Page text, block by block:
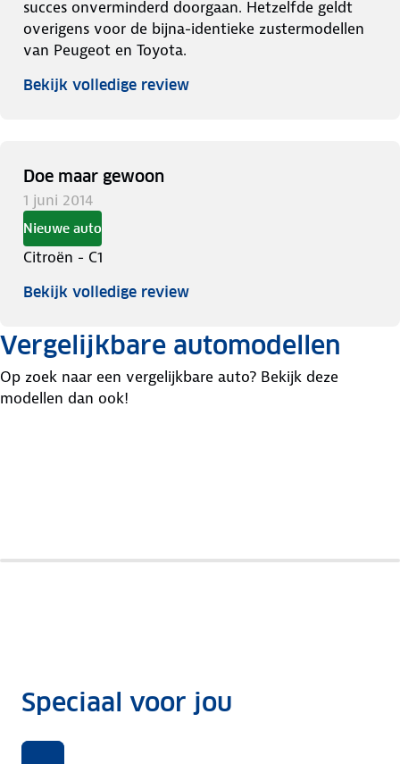
succes onverminderd doorgaan. Hetzelfde geldt
overigens voor de bijna-identieke zustermodellen
van Peugeot en Toyota.
Bekijk volledige review
Doe maar gewoon
1 juni 2014
Nieuwe auto
Citroën - C1
Bekijk volledige review
Vergelijkbare automodellen
Op zoek naar een vergelijkbare auto? Bekijk deze
modellen dan ook!
Speciaal voor jou